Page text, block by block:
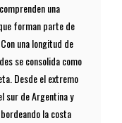
una
forman parte de
una longitud de
se consolida como
Desde el extremo
sur de Argentina y
la costa